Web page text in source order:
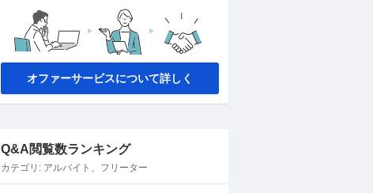
オファーサービスについて詳しく
Q&A閲覧数ランキング
カテゴリ: アルバイト、フリーター